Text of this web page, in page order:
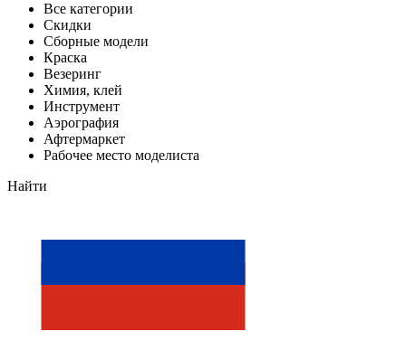
Все категории
Скидки
Сборные модели
Краска
Везеринг
Химия, клей
Инструмент
Аэрография
Афтермаркет
Рабочее место моделиста
Найти